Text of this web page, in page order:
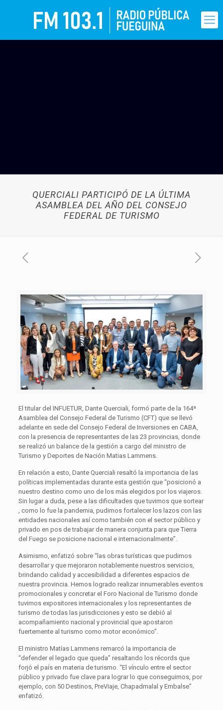
QUERCIALI PARTICIPÓ DE LA ÚLTIMA
ASAMBLEA DEL AÑO DEL CONSEJO
FEDERAL DE TURISMO
El titular del INFUETUR, Dante Querciali, formó parte de la 164ª
Asamblea del Consejo Federal de Turismo (CFT) que se llevó
adelante en sede del Consejo Federal de Inversiones en CABA,
con la presencia de representantes de las 23 provincias, donde
se realizó un balance de la gestión a cargo del ministro de
Turismo y Deportes de Nación Matias Lammens.
En relación a esto, Dante Querciali resaltó la importancia de las
políticas implementadas durante esta gestión que “posicionó a
nuestro destino como uno de los más elegidos por los viajeros.
Sin lugar a duda, pese a las dificultades que tuvimos que sortear
, como lo fue la pandemia, pudimos fortalecer los lazos con las
entidades nacionales así como también con el sector público y
privado en pos de trabajar de manera conjunta para que Tierra
del Fuego se posicione nacional e internacionalmente”.
Asimismo, enfatizó sobre “las obras turísticas que pudimos
desarrollar y que mejoraron notablemente nuestros servicios,
brindando calidad y accesibilidad a diferentes espacios de
nuestra provincia. Hemos logrado realizar innumerables eventos
promocionales y concretar el Foro Nacional de Turismo donde
tuvimos expositores internacionales y los representantes de
turismo de todas las jurisdicciones y esto se debió al
acompañamiento nacional y provincial que apostaron
fuertemente al turismo como motor económico”.
El ministro Matías Lammens remarcó la importancia de
“defender el legado que queda” resaltando los récords que
forjó el país en materia de turismo. “El vínculo entre el sector
público y privado fue clave para lograr lo que conseguimos, por
ejemplo, con 50 Destinos, PreViaje, Chapadmalal y Embalse”
enfatizó.